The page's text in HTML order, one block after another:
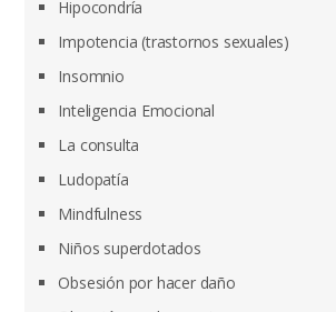
Hipocondría
Impotencia (trastornos sexuales)
Insomnio
Inteligencia Emocional
La consulta
Ludopatía
Mindfulness
Niños superdotados
Obsesión por hacer daño